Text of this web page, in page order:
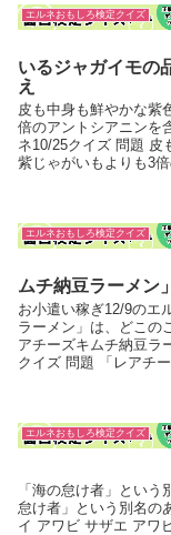
エルネおもしろ検定クイズ
いるジャガイモの
え
皮も中身も鮮やかな紫
倍のアントシアニンを
ネ10/25クイズ 問題 皮
紫じゃがいもよりも3
エルネおもしろ検定クイズ
ムチ納豆ラーメン」
お小遣い稼ぎ12/9のエ
ラーメン」は、どこの
アチーズキムチ納豆ラ
クイズ 問題 「レアチ
エルネおもしろ検定クイズ
「海の怠け者」とい
怠け者」という別名の
イ アワビ サザエ アワ